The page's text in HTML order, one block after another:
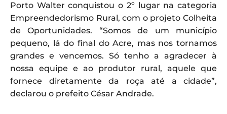
Porto Walter conquistou o 2º lugar na categoria
Empreendedorismo Rural, com o projeto Colheita
de Oportunidades. “Somos de um município
pequeno, lá do final do Acre, mas nos tornamos
grandes e vencemos. Só tenho a agradecer à
nossa equipe e ao produtor rural, aquele que
fornece diretamente da roça até a cidade”,
declarou o prefeito César Andrade.